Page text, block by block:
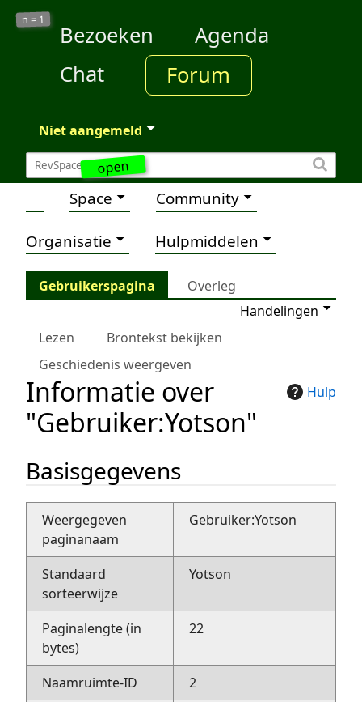
open
n = 1
Bezoeken
Agenda
Chat
Forum
Niet aangemeld
Space Community
Organisatie Hulpmiddelen
Gebruikerspagina
Overleg
Handelingen
Lezen
Brontekst bekijken
Geschiedenis weergeven
Hulp
Informatie over
"Gebruiker:Yotson"
Basisgegevens
Weergegeven
paginanaam
Gebruiker:Yotson
Standaard
sorteerwijze
Yotson
Paginalengte (in
bytes)
22
Naamruimte-ID
2